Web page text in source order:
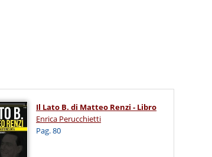
Il Lato B. di Matteo Renzi - Libro
Enrica Perucchietti
Pag. 80